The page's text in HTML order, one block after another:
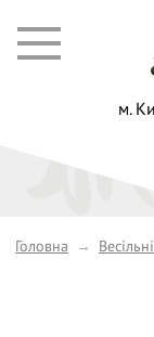
м.
Головна →